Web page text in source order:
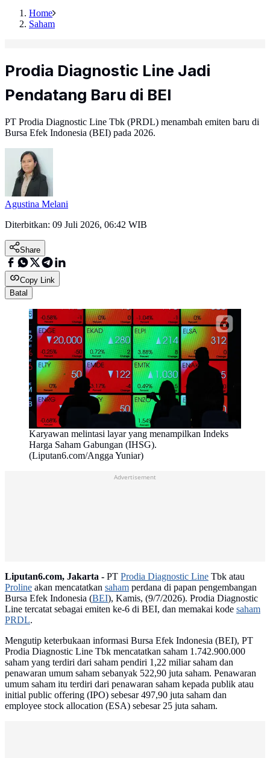
Home
Saham
Prodia Diagnostic Line Jadi
Pendatang Baru di BEI
PT Prodia Diagnostic Line Tbk (PRDL) menambah emiten baru di
Bursa Efek Indonesia (BEI) pada 2026.
Agustina Melani
Diterbitkan: 09 Juli 2026, 06:42 WIB
Share
Copy Link
Batal
Karyawan melintasi layar yang menampilkan Indeks
Harga Saham Gabungan (IHSG).
(Liputan6.com/Angga Yuniar)
Advertisement
Liputan6.com, Jakarta - PT Prodia Diagnostic Line Tbk atau
Proline akan mencatatkan saham perdana di papan pengembangan
Bursa Efek Indonesia (BEI), Kamis, (9/7/2026). Prodia Diagnostic
Line tercatat sebagai emiten ke-6 di BEI, dan memakai kode saham
PRDL.
Mengutip keterbukaan informasi Bursa Efek Indonesia (BEI), PT
Prodia Diagnostic Line Tbk mencatatkan saham 1.742.900.000
saham yang terdiri dari saham pendiri 1,22 miliar saham dan
penawaran umum saham sebanyak 522,90 juta saham. Penawaran
umum saham itu terdiri dari penawaran saham kepada publik atau
initial public offering (IPO) sebesar 497,90 juta saham dan
employee stock allocation (ESA) sebesar 25 juta saham.